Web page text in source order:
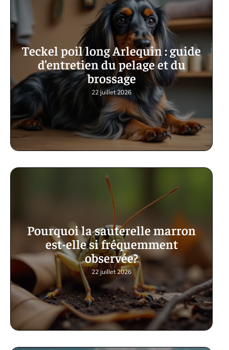
Teckel poil long Arlequin : guide
d’entretien du pelage et du
brossage
22 juillet 2026
Pourquoi la sauterelle marron
est-elle si fréquemment
observée?
22 juillet 2026